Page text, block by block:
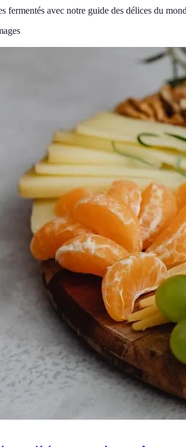
fermentés avec notre guide des délices du